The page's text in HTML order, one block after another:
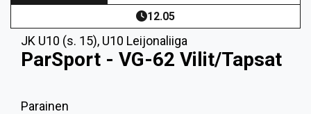
12.05
JK U10 (s. 15), U10 Leijonaliiga
ParSport - VG-62 Vilit/Tapsat
Parainen